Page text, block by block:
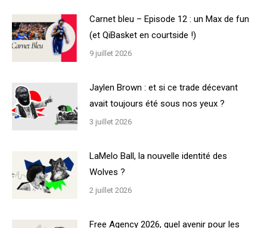
Carnet bleu – Episode 12 : un Max de fun
(et QiBasket en courtside !)
9 juillet 2026
Jaylen Brown : et si ce trade décevant
avait toujours été sous nos yeux ?
3 juillet 2026
LaMelo Ball, la nouvelle identité des
Wolves ?
2 juillet 2026
Free Agency 2026, quel avenir pour les